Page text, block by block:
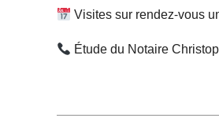
Visites sur rendez-vous
Étude du Notaire